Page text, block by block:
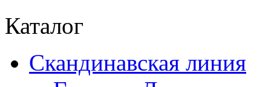
Каталог
Скандинавская линия